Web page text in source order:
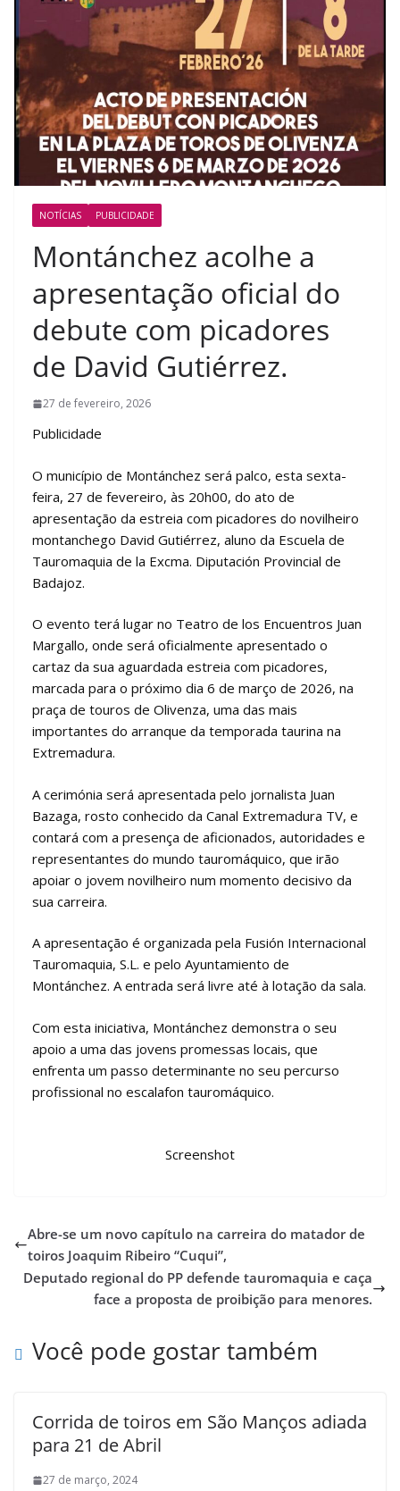
NOTÍCIAS PUBLICIDADE
Montánchez acolhe a
apresentação oficial do
debute com picadores
de David Gutiérrez.
27 de fevereiro, 2026
Publicidade
O município de Montánchez será palco, esta sexta-
feira, 27 de fevereiro, às 20h00, do ato de
apresentação da estreia com picadores do novilheiro
montanchego David Gutiérrez, aluno da Escuela de
Tauromaquia de la Excma. Diputación Provincial de
Badajoz.
O evento terá lugar no Teatro de los Encuentros Juan
Margallo, onde será oficialmente apresentado o
cartaz da sua aguardada estreia com picadores,
marcada para o próximo dia 6 de março de 2026, na
praça de touros de Olivenza, uma das mais
importantes do arranque da temporada taurina na
Extremadura.
A cerimónia será apresentada pelo jornalista Juan
Bazaga, rosto conhecido da Canal Extremadura TV, e
contará com a presença de aficionados, autoridades e
representantes do mundo tauromáquico, que irão
apoiar o jovem novilheiro num momento decisivo da
sua carreira.
A apresentação é organizada pela Fusión Internacional
Tauromaquia, S.L. e pelo Ayuntamiento de
Montánchez. A entrada será livre até à lotação da sala.
Com esta iniciativa, Montánchez demonstra o seu
apoio a uma das jovens promessas locais, que
enfrenta um passo determinante no seu percurso
profissional no escalafon tauromáquico.
Screenshot
Abre-se um novo capítulo na carreira do matador de
toiros Joaquim Ribeiro “Cuqui”,
Deputado regional do PP defende tauromaquia e caça
face a proposta de proibição para menores.
Você pode gostar também
Corrida de toiros em São Manços adiada
para 21 de Abril
27 de março, 2024